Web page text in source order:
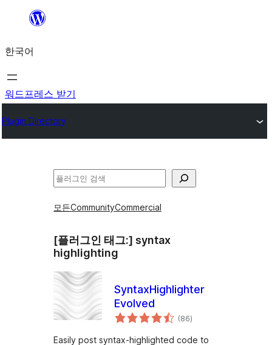
츠
로
바
가
한국어
워드프레스 받기
Plugin Directory
검
모든CommunityCommercial
[플러그인 태그:] syntax
highlighting
SyntaxHighlighter
Evolved
(86전
체
점
)
Easily post syntax-highlighted code to